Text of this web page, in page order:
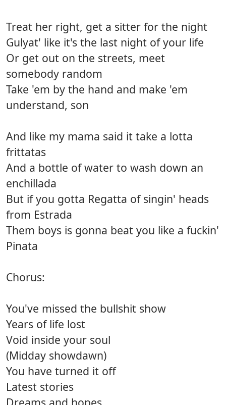
Treat her right, get a sitter for the night
Gulyat' like it's the last night of your life
Or get out on the streets, meet
somebody random
Take 'em by the hand and make 'em
understand, son
And like my mama said it take a lotta
frittatas
And a bottle of water to wash down an
enchillada
But if you gotta Regatta of singin' heads
from Estrada
Them boys is gonna beat you like a fuckin'
Pinata
Chorus:
You've missed the bullshit show
Years of life lost
Void inside your soul
(Midday showdawn)
You have turned it off
Latest stories
Dreams and hopes